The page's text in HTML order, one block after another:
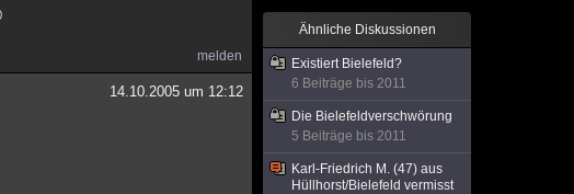
melden
14.10.2005 um 12:12
Ähnliche Diskussionen
Existiert Bielefeld?
6 Beiträge bis 2011
Die Bielefeldverschwörung
5 Beiträge bis 2011
Karl-Friedrich M. (47) aus
Hüllhorst/Bielefeld vermisst